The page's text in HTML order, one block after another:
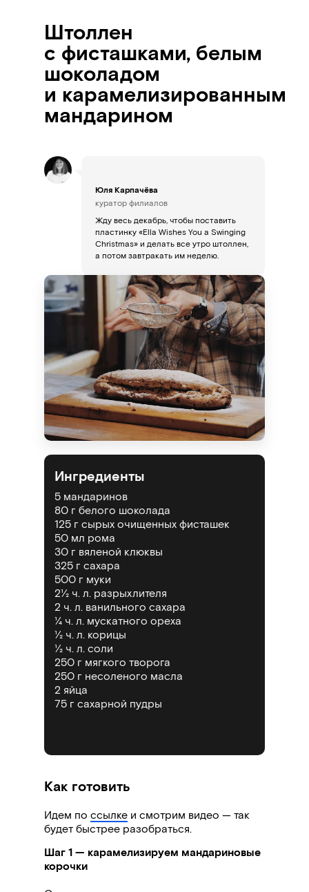
Штоллен
с фисташками, белым
шоколадом
и карамелизированным
мандарином
Юля Карпачёва
куратор филиалов
Жду весь декабрь, чтобы поставить
пластинку «Ella Wishes You a Swinging
Christmas» и делать все утро штоллен,
а потом завтракать им неделю.
Ингредиенты
5 мандаринов
80 г белого шоколада
125 г сырых очищенных фисташек
50 мл рома
30 г вяленой клюквы
325 г сахара
500 г муки
2½ ч. л. разрыхлителя
2 ч. л. ванильного сахара
¼ ч. л. мускатного ореха
½ ч. л. корицы
½ ч. л. соли
250 г мягкого творога
250 г несоленого масла
2 яйца
75 г сахарной пудры
Как готовить
Идем по ссылке и смотрим видео — так
будет быстрее разобраться.
Шаг 1 — карамелизируем мандариновые
корочки